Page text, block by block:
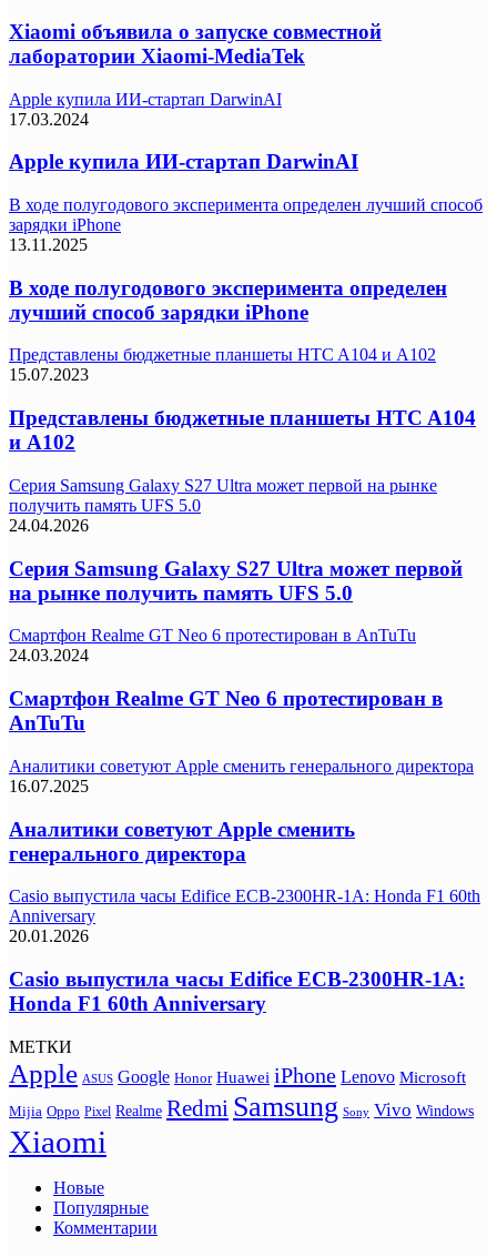
Xiaomi объявила о запуске совместной
лаборатории Xiaomi-MediaTek
Apple купила ИИ-стартап DarwinAI
17.03.2024
Apple купила ИИ-стартап DarwinAI
В ходе полугодового эксперимента определен лучший способ
зарядки iPhone
13.11.2025
В ходе полугодового эксперимента определен
лучший способ зарядки iPhone
Представлены бюджетные планшеты HTC A104 и A102
15.07.2023
Представлены бюджетные планшеты HTC A104
и A102
Серия Samsung Galaxy S27 Ultra может первой на рынке
получить память UFS 5.0
24.04.2026
Серия Samsung Galaxy S27 Ultra может первой
на рынке получить память UFS 5.0
Смартфон Realme GT Neo 6 протестирован в AnTuTu
24.03.2024
Смартфон Realme GT Neo 6 протестирован в
AnTuTu
Аналитики советуют Apple сменить генерального директора
16.07.2025
Аналитики советуют Apple сменить
генерального директора
Casio выпустила часы Edifice ECB-2300HR-1A: Honda F1 60th
Anniversary
20.01.2026
Casio выпустила часы Edifice ECB-2300HR-1A:
Honda F1 60th Anniversary
МЕТКИ
Apple ASUS Google Honor Huawei iPhone Lenovo Microsoft
Mijia Oppo Pixel Realme Redmi Samsung Sony Vivo Windows
Xiaomi
Новые
Популярные
Комментарии